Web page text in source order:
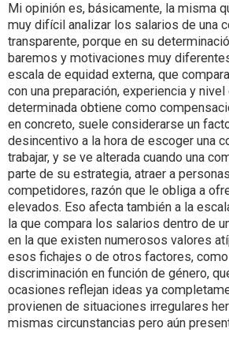
Mi opinión es, básicamente, la misma
muy difícil analizar los salarios de una
transparente, porque en su
baremos y motivaciones muy
escala de equidad externa, que
con una preparación, experiencia y
determinada obtiene como
en concreto, suele considerarse un
desincentivo a la hora de escoger una
trabajar, y se ve alterada cuando una
parte de su estrategia, atraer a
competidores, razón que le obliga a
elevados. Eso afecta también a la
la que compara los salarios dentro de
en la que existen numerosos valores
esos fichajes o de otros factores,
discriminación en función de género,
ocasiones reflejan ideas ya
provienen de situaciones irregulares
mismas circunstancias pero aún